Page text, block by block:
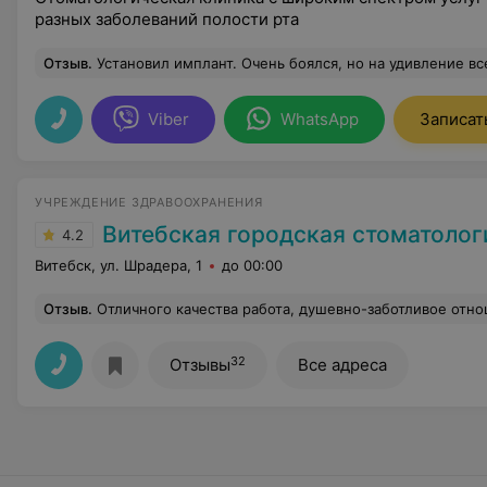
разных заболеваний полости рта
Отзыв. Установил имплант. Очень боялся, но на удивление все прошло гладко, безболезненно, без всяких осложнений. Спасибо всей бригаде хирургического кабинета Евро Стом, особенно врачу _
Viber WhatsApp
УЧРЕЖДЕНИЕ ЗДРАВООХРАНЕНИЯ
4.2 Витебская городская стоматологическая
Витебск, ул. Шрадера, 1 до 00:00
Отзыв. Отличного качества работа, душевно-заботливое
Отзывы32 Все адреса